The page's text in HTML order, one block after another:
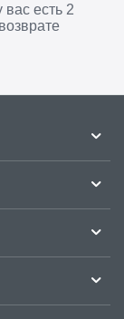
вас есть 2